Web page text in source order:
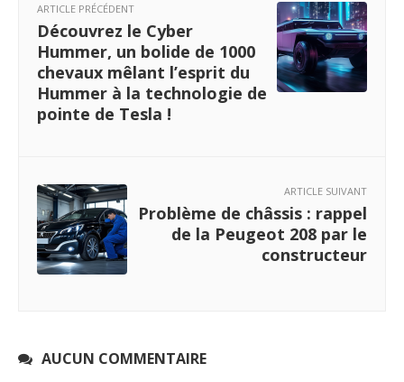
ARTICLE PRÉCÉDENT
Découvrez le Cyber
Hummer, un bolide de 1000
chevaux mêlant l’esprit du
Hummer à la technologie de
pointe de Tesla !
ARTICLE SUIVANT
Problème de châssis : rappel
de la Peugeot 208 par le
constructeur
AUCUN COMMENTAIRE